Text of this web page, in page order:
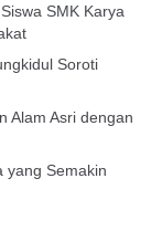
SMK Karya
Soroti
Alam Asri dengan
yang Semakin